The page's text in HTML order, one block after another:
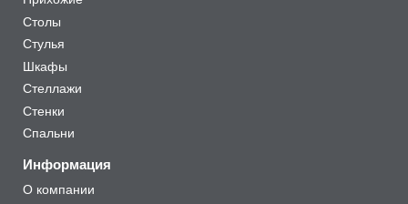
Столы
Стулья
Шкафы
Стеллажи
Стенки
Спальни
Информация
О компании